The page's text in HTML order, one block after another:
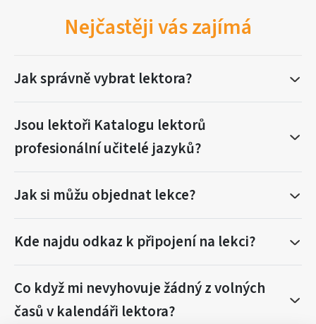
Nejčastěji vás zajímá
Jak správně vybrat lektora?
Jsou lektoři Katalogu lektorů
profesionální učitelé jazyků?
Jak si můžu objednat lekce?
Kde najdu odkaz k připojení na lekci?
Co když mi nevyhovuje žádný z volných
časů v kalendáři lektora?